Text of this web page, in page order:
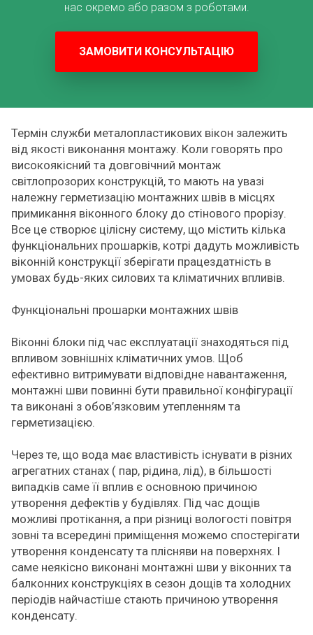
нас окремо або разом з роботами.
ЗАМОВИТИ КОНСУЛЬТАЦІЮ
Термін служби металопластикових вікон залежить
від якості виконання монтажу. Коли говорять про
високоякісний та довговічний монтаж
світлопрозорих конструкцій, то мають на увазі
належну герметизацію монтажних швів в місцях
примикання віконного блоку до стінового прорізу.
Все це створює цілісну систему, що містить кілька
функціональних прошарків, котрі дадуть можливість
віконній конструкції зберігати працездатність в
умовах будь-яких силових та кліматичних впливів.
Функціональні прошарки монтажних швів
Віконні блоки під час експлуатації знаходяться під
впливом зовнішніх кліматичних умов. Щоб
ефективно витримувати відповідне навантаження,
монтажні шви повинні бути правильної конфігурації
та виконані з обов’язковим утепленням та
герметизацією.
Через те, що вода має властивість існувати в різних
агрегатних станах ( пар, рідина, лід), в більшості
випадків саме її вплив є основною причиною
утворення дефектів у будівлях. Під час дощів
можливі протікання, а при різниці вологості повітря
зовні та всередині приміщення можемо спостерігати
утворення конденсату та плісняви на поверхнях. І
саме неякісно виконані монтажні шви у віконних та
балконних конструкціях в сезон дощів та холодних
періодів найчастіше стають причиною утворення
конденсату.